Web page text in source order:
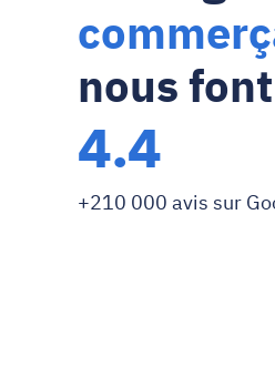
nous
4.4
+210 000 avis sur